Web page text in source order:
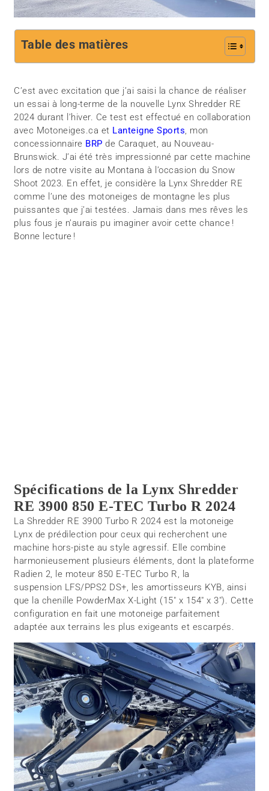
Table des matières
C’est avec excitation que j’ai saisi la chance de réaliser
un essai à long-terme de la nouvelle Lynx Shredder RE
2024 durant l’hiver. Ce test est effectué en collaboration
avec Motoneiges.ca et Lanteigne Sports, mon
concessionnaire BRP de Caraquet, au Nouveau-
Brunswick. J’ai été très impressionné par cette machine
lors de notre visite au Montana à l’occasion du Snow
Shoot 2023. En effet, je considère la Lynx Shredder RE
comme l’une des motoneiges de montagne les plus
puissantes que j’ai testées. Jamais dans mes rêves les
plus fous je n’aurais pu imaginer avoir cette chance !
Bonne lecture !
Spécifications de la Lynx Shredder
RE 3900 850 E-TEC Turbo R 2024
La Shredder RE 3900 Turbo R 2024 est la motoneige
Lynx de prédilection pour ceux qui recherchent une
machine hors-piste au style agressif. Elle combine
harmonieusement plusieurs éléments, dont la plateforme
Radien 2, le moteur 850 E-TEC Turbo R, la
suspension LFS/PPS2 DS+, les amortisseurs KYB, ainsi
que la chenille PowderMax X-Light (15″ x 154″ x 3″). Cette
configuration en fait une motoneige parfaitement
adaptée aux terrains les plus exigeants et escarpés.